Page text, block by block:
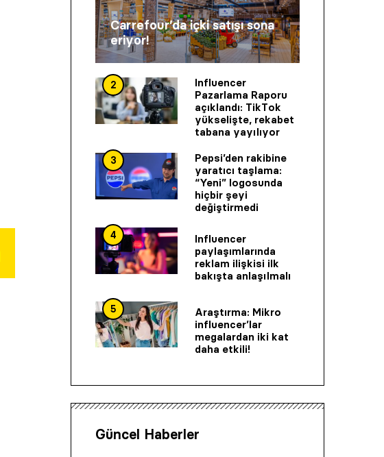
Carrefour’da içki satışı sona
eriyor!
2
Influencer
Pazarlama Raporu
açıklandı: TikTok
yükselişte, rekabet
tabana yayılıyor
3
Pepsi’den rakibine
yaratıcı taşlama:
“Yeni” logosunda
hiçbir şeyi
değiştirmedi
4
Influencer
paylaşımlarında
reklam ilişkisi ilk
bakışta anlaşılmalı
5
Araştırma: Mikro
influencer’lar
megalardan iki kat
daha etkili!
Güncel Haberler